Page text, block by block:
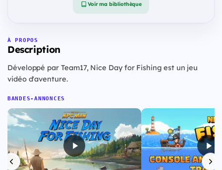
Voir ma bibliothèque
À PROPOS
Description
Développé par Team17, Nice Day for Fishing est un jeu
vidéo d'aventure.
BANDES-ANNONCES